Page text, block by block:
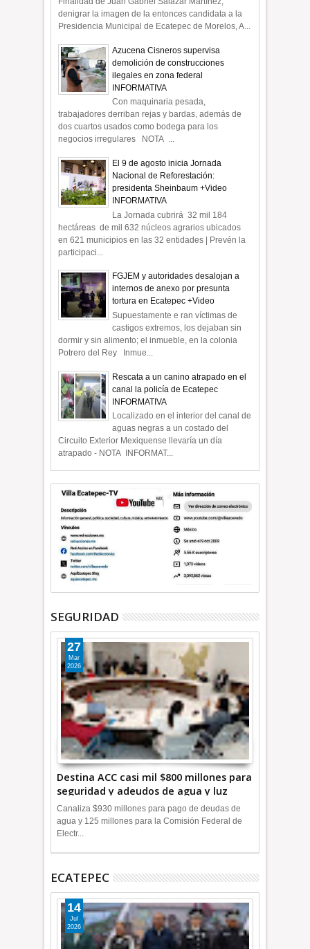
denigrar la imagen de la entonces candidata a la
Presidencia Municipal de Ecatepec de Morelos, A...
Azucena Cisneros supervisa
demolición de construcciones
ilegales en zona federal
INFORMATIVA
Con maquinaria pesada,
trabajadores derriban rejas y bardas, además de
dos cuartos usados como bodega para los
negocios irregulares NOTA ...
El 9 de agosto inicia Jornada
Nacional de Reforestación:
presidenta Sheinbaum +Video
INFORMATIVA
La Jornada cubrirá 32 mil 184
hectáreas de mil 632 núcleos agrarios ubicados
en 621 municipios en las 32 entidades | Prevén la
participaci...
FGJEM y autoridades desalojan a
internos de anexo por presunta
tortura en Ecatepec +Video
Supuestamente e ran víctimas de
castigos extremos, los dejaban sin
dormir y sin alimento; el inmueble, en la colonia
Potrero del Rey Inmue...
Rescata a un canino atrapado en el
canal la policía de Ecatepec
INFORMATIVA
Localizado en el interior del canal de
aguas negras a un costado del
Circuito Exterior Mexiquense llevaría un día
atrapado - NOTA INFORMAT...
SEGURIDAD
Destina ACC casi mil $800 millones para
seguridad y adeudos de agua y luz
+Video
27
Mar
2026
Canaliza $930 millones para pago de deudas de
agua y 125 millones para la Comisión Federal de
Electr...
ECATEPEC
14
Jul
2026